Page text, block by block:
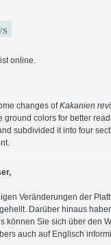
ist online.
changes ofKakanien
colors for better
subdivided it into four
Veränderungen der
Darüber hinaus
können Sie sich über den
auch auf Englisch